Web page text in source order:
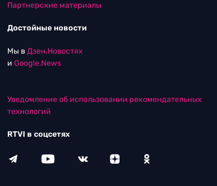
Партнерские материалы
Достойные новости
Мы в Дзен.Новостях
и Google.News
Уведомление об использовании рекомендательных
технологий
RTVI в соцсетях